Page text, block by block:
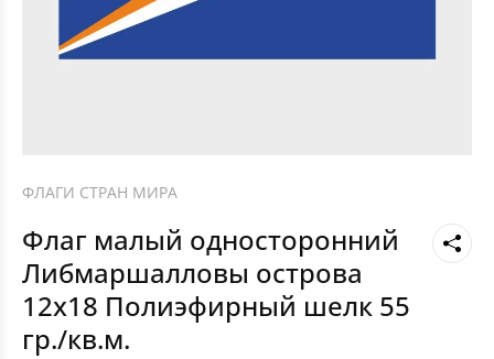
ФЛАГИ СТРАН МИРА
Флаг малый односторонний
Либмаршалловы острова
12х18 Полиэфирный шелк 55
гр./кв.м.